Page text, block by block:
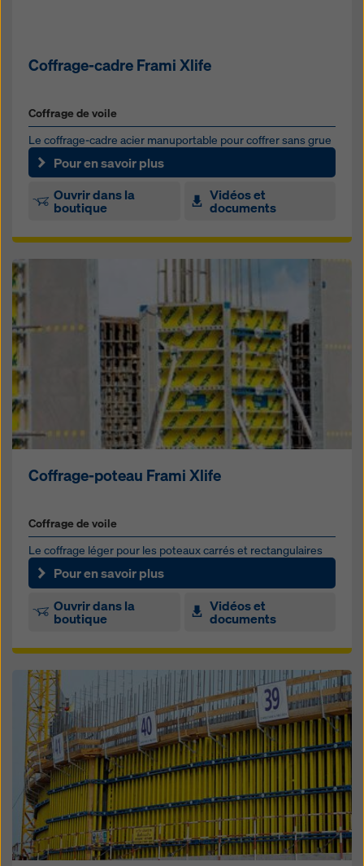
Coffrage-cadre Frami Xlife
Coffrage de voile
Le coffrage-cadre acier manuportable pour coffrer sans grue
les fondations, voiles et poteaux
Pour en savoir plus
Ouvrir dans la
boutique
Vidéos et
documents
Coffrage-poteau Frami Xlife
Coffrage de voile
Le coffrage léger pour les poteaux carrés et rectangulaires
coulés en place.
Pour en savoir plus
Ouvrir dans la
boutique
Vidéos et
documents